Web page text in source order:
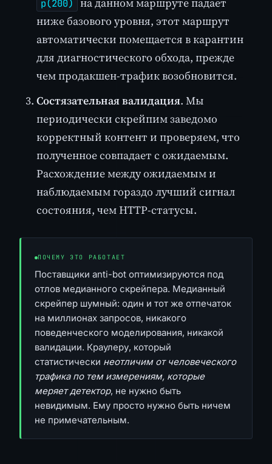
p(200)
ниже базового уровня, этот маршрут
автоматически помещается в карантин
для диагностического обхода, прежде
чем продакшен-трафик возобновится.
Состязательная валидация. Мы
периодически скрейпим заведомо
корректный контент и проверяем, что
полученное совпадает с ожидаемым.
Расхождение между ожидаемым и
наблюдаемым гораздо лучший сигнал
состояния, чем HTTP-статусы.
ПОЧЕМУ ЭТО РАБОТАЕТ
Поставщики anti-bot оптимизируются под
отлов медианного скрейпера. Медианный
скрейпер шумный: один и тот же отпечаток
на миллионах запросов, никакого
поведенческого моделирования, никакой
валидации. Краулеру, который
статистически неотличим от человеческого
трафика по тем измерениям, которые
меряет детектор, не нужно быть
невидимым. Ему просто нужно быть ничем
не примечательным.